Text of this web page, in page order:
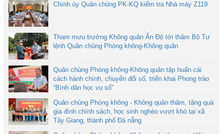
Chính ủy Quân chủng PK-KQ kiểm tra Nhà máy Z119
Tham mưu trưởng Không quân Ấn Độ tới thăm Bộ Tư
lệnh Quân chủng Phòng không-Không quân
Quân chủng Phòng không-Không quân tập huấn cải
cách hành chính, chuyển đổi số, triển khai Phong trào
“Bình dân học vụ số”
Quân chủng Phòng không - Không quân thăm, tặng quà
gia đình chính sách, học sinh nghèo vượt khó tại xã
Tây Giang, thành phố Đà nẵng